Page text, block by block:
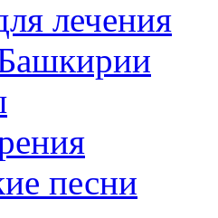
лечения
песни